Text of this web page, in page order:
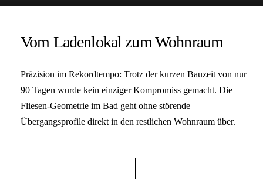
Vom Ladenlokal zum Wohnraum
Präzision im Rekordtempo: Trotz der kurzen Bauzeit von nur
90 Tagen wurde kein einziger Kompromiss gemacht. Die
Fliesen-Geometrie im Bad geht ohne störende
Übergangsprofile direkt in den restlichen Wohnraum über.